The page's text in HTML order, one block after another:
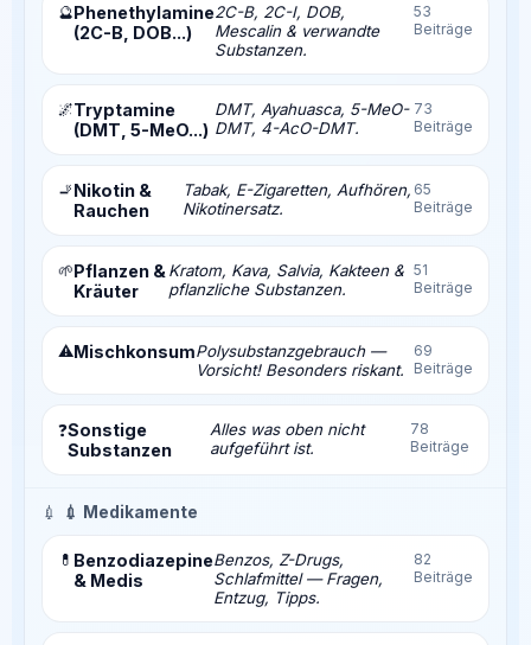
🔮Phenethylamine
(2C-B, DOB...)
2C-B, 2C-I, DOB,
Mescalin & verwandte
Substanzen.
53
Beiträge
🌌Tryptamine
(DMT, 5-MeO...)
DMT, Ayahuasca, 5-MeO-
DMT, 4-AcO-DMT.
73
Beiträge
🚬Nikotin &
Rauchen
Tabak, E-Zigaretten, Aufhören,
Nikotinersatz.
65
Beiträge
🌱Pflanzen &
Kräuter
Kratom, Kava, Salvia, Kakteen &
pflanzliche Substanzen.
51
Beiträge
⚠️MischkonsumPolysubstanzgebrauch —
Vorsicht! Besonders riskant.
69
Beiträge
❓Sonstige
Substanzen
Alles was oben nicht
aufgeführt ist.
78
Beiträge
💉 💉 Medikamente
💊 Benzodiazepine
& Medis
Benzos, Z-Drugs,
Schlafmittel — Fragen,
Entzug, Tipps.
82
Beiträge